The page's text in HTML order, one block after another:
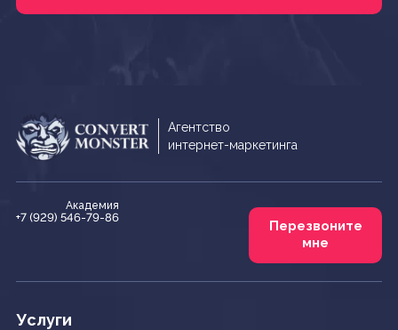
Агентство
интернет-маркетинга
Академия
+7 (929) 546-79-86
Перезвоните
мне
Услуги